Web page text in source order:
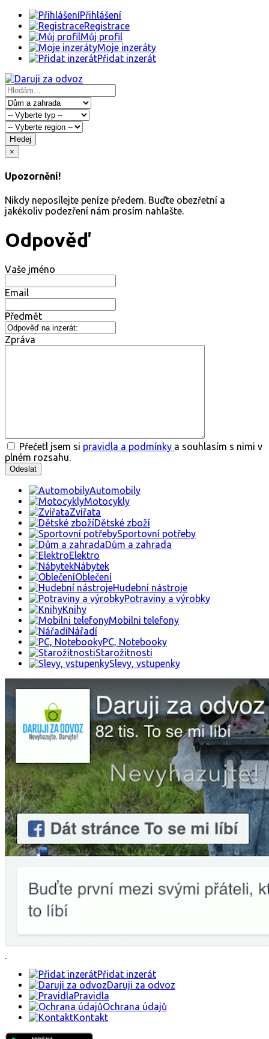
Přihlášení
Registrace
Můj profil
Moje inzeráty
Přidat inzerát
Hledej
×
Upozornění!
Nikdy neposílejte peníze předem. Buďte obezřetní a
jakékoliv podezření nám prosím nahlašte.
Odpověď
Vaše jméno
Email
Předmět
Zpráva
Přečetl jsem si pravidla a podmínky a souhlasím s nimi v
plném rozsahu.
Automobily
Motocykly
Zvířata
Dětské zboží
Sportovní potřeby
Dům a zahrada
Elektro
Nábytek
Oblečení
Hudební nástroje
Potraviny a výrobky
Knihy
Mobilni telefony
Nářadí
PC, Notebooky
Starožitnosti
Slevy, vstupenky
Přidat inzerát
Daruji za odvoz
Pravidla
Ochrana údajů
Kontakt